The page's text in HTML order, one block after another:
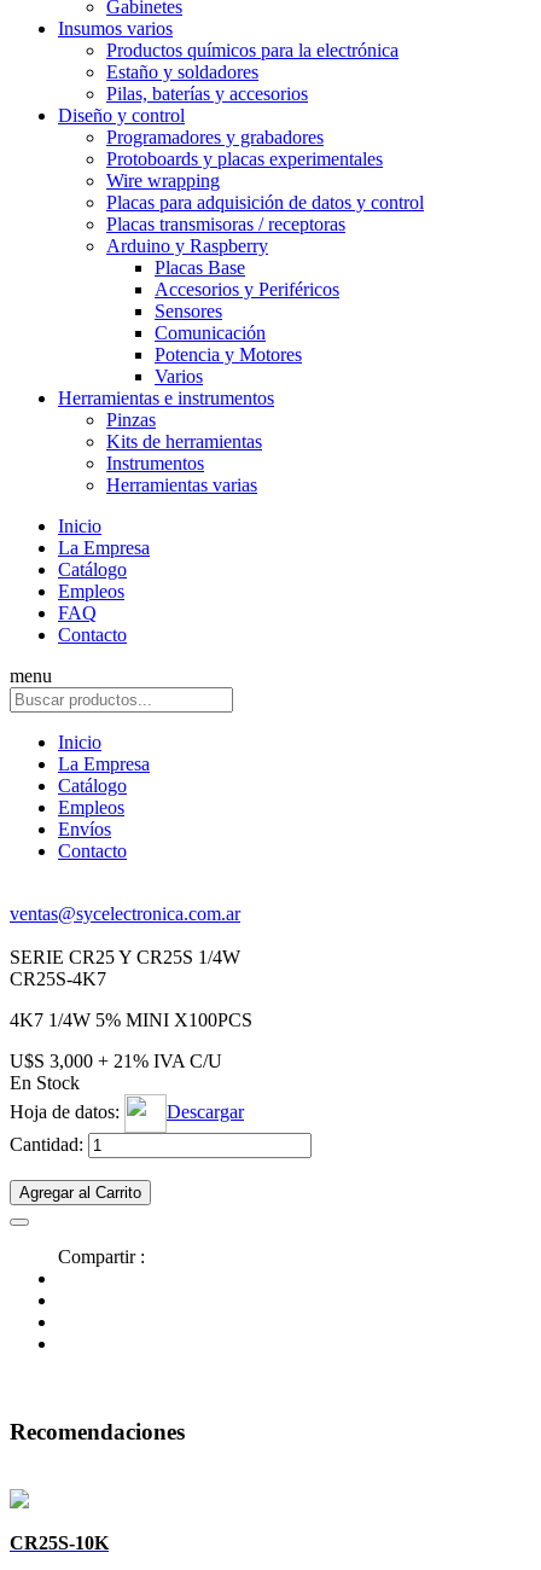
Gabinetes
Insumos varios
Productos químicos para la electrónica
Estaño y soldadores
Pilas, baterías y accesorios
Diseño y control
Programadores y grabadores
Protoboards y placas experimentales
Wire wrapping
Placas para adquisición de datos y control
Placas transmisoras / receptoras
Arduino y Raspberry
Placas Base
Accesorios y Periféricos
Sensores
Comunicación
Potencia y Motores
Varios
Herramientas e instrumentos
Pinzas
Kits de herramientas
Instrumentos
Herramientas varias
Inicio
La Empresa
Catálogo
Empleos
FAQ
Contacto
menu
Inicio
La Empresa
Catálogo
Empleos
Envíos
Contacto
ventas@sycelectronica.com.ar
SERIE CR25 Y CR25S 1/4W
CR25S-4K7
4K7 1/4W 5% MINI X100PCS
U$S 3,000 + 21% IVA C/U
En Stock
Hoja de datos:
Descargar
Cantidad:
Agregar al Carrito
Compartir :
Recomendaciones
CR25S-10K